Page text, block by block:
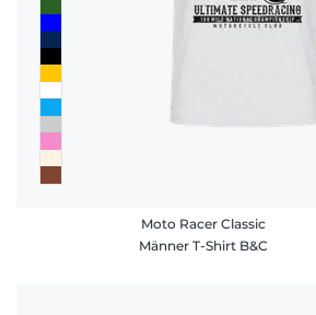
Moto Racer Classic
Männer T-Shirt B&C